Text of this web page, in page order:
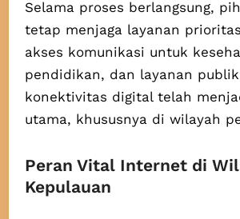
Selama proses berlangsung,
tetap menjaga layanan
akses komunikasi untuk
pendidikan, dan layanan
konektivitas digital telah
utama, khususnya di wilayah
Peran Vital Internet di
Kepulauan